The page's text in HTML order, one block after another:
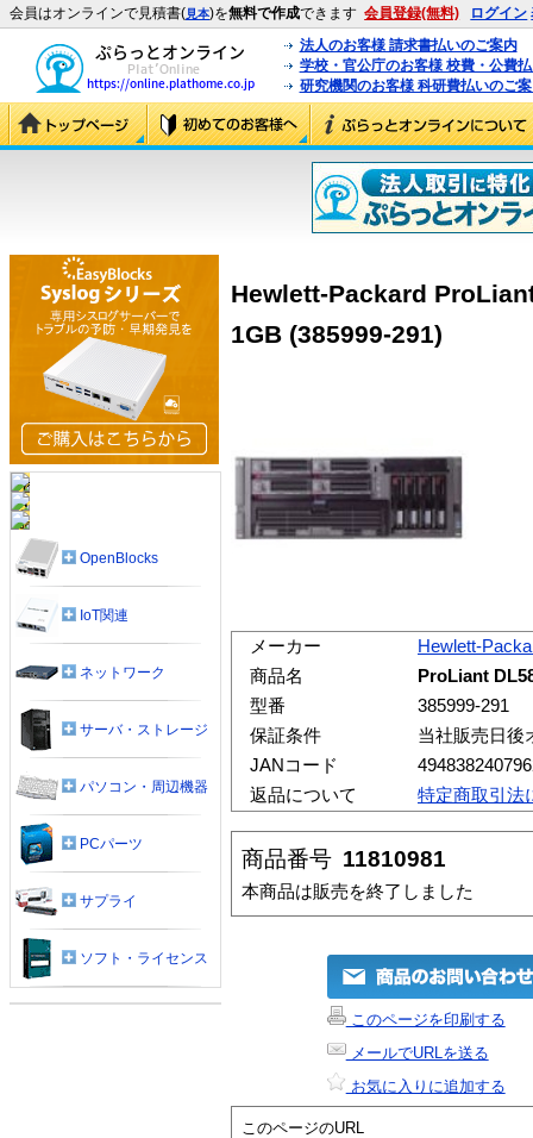
会員はオンラインで見積書(見本)を無料で作成できます 会員登録(無料) ログイン
法人のお客様 請求書払いのご案内
学校・官公庁のお客様 校費・公費
研究機関のお客様 科研費払いのご
Hewlett-Packard
1GB (385999-291)
メーカー
Hewlett-
商品名
ProLiant
型番
385999-291
保証条件
当社販売日後
JANコード
返品について
特定商取引法
商品番号 11810981
本商品は販売を終了しました
このページを印刷する
メールでURLを送る
お気に入りに追加する
このページのURL
OpenBlocks
IoT関連
ネットワーク
サーバ・ストレージ
パソコン・周辺機器
PCパーツ
サプライ
ソフト・ライセンス